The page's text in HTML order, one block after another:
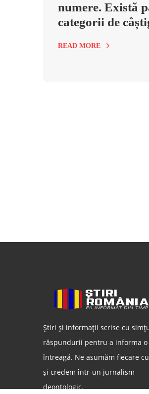
numere. Există
categorii de
READ MORE
Știri și informații scrise cu
răspundurii pentru a informa o
întreagă. Ne asumăm fiecare
și credem într-un jurnalism
deontologic.